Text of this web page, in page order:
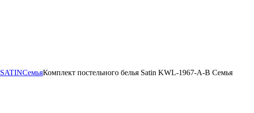
SATINСемьяКомплект постельного белья Satin KWL-1967-A-B Семья